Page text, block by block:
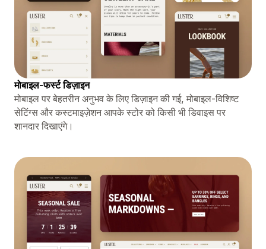
मोबाइल-फर्स्ट डिज़ाइन
मोबाइल पर बेहतरीन अनुभव के लिए डिज़ाइन की गई, मोबाइल-विशिष्ट
सेटिंग्स और कस्टमाइज़ेशन आपके स्टोर को किसी भी डिवाइस पर
शानदार दिखाएंगे।